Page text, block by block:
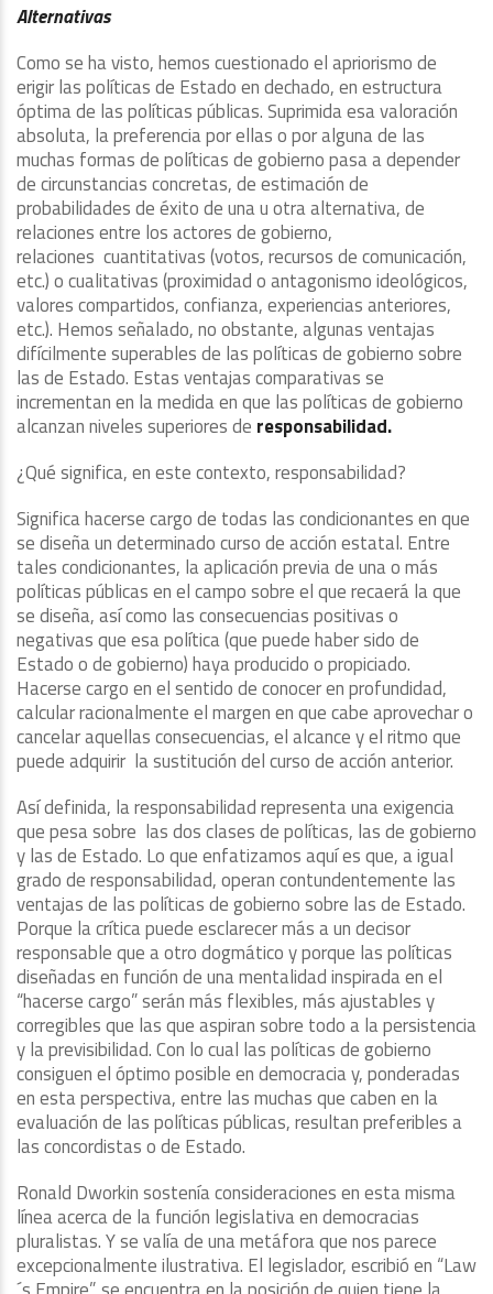
Alternativas
Como se ha visto, hemos cuestionado el apriorismo de
erigir las políticas de Estado en dechado, en estructura
óptima de las políticas públicas. Suprimida esa valoración
absoluta, la preferencia por ellas o por alguna de las
muchas formas de políticas de gobierno pasa a depender
de circunstancias concretas, de estimación de
probabilidades de éxito de una u otra alternativa, de
relaciones entre los actores de gobierno,
relaciones cuantitativas (votos, recursos de comunicación,
etc.) o cualitativas (proximidad o antagonismo ideológicos,
valores compartidos, confianza, experiencias anteriores,
etc.). Hemos señalado, no obstante, algunas ventajas
difícilmente superables de las políticas de gobierno sobre
las de Estado. Estas ventajas comparativas se
incrementan en la medida en que las políticas de gobierno
alcanzan niveles superiores de responsabilidad.
¿Qué significa, en este contexto, responsabilidad?
Significa hacerse cargo de todas las condicionantes en que
se diseña un determinado curso de acción estatal. Entre
tales condicionantes, la aplicación previa de una o más
políticas públicas en el campo sobre el que recaerá la que
se diseña, así como las consecuencias positivas o
negativas que esa política (que puede haber sido de
Estado o de gobierno) haya producido o propiciado.
Hacerse cargo en el sentido de conocer en profundidad,
calcular racionalmente el margen en que cabe aprovechar o
cancelar aquellas consecuencias, el alcance y el ritmo que
puede adquirir la sustitución del curso de acción anterior.
Así definida, la responsabilidad representa una exigencia
que pesa sobre las dos clases de políticas, las de gobierno
y las de Estado. Lo que enfatizamos aquí es que, a igual
grado de responsabilidad, operan contundentemente las
ventajas de las políticas de gobierno sobre las de Estado.
Porque la crítica puede esclarecer más a un decisor
responsable que a otro dogmático y porque las políticas
diseñadas en función de una mentalidad inspirada en el
“hacerse cargo” serán más flexibles, más ajustables y
corregibles que las que aspiran sobre todo a la persistencia
y la previsibilidad. Con lo cual las políticas de gobierno
consiguen el óptimo posible en democracia y, ponderadas
en esta perspectiva, entre las muchas que caben en la
evaluación de las políticas públicas, resultan preferibles a
las concordistas o de Estado.
Ronald Dworkin sostenía consideraciones en esta misma
línea acerca de la función legislativa en democracias
pluralistas. Y se valía de una metáfora que nos parece
excepcionalmente ilustrativa. El legislador, escribió en “Law